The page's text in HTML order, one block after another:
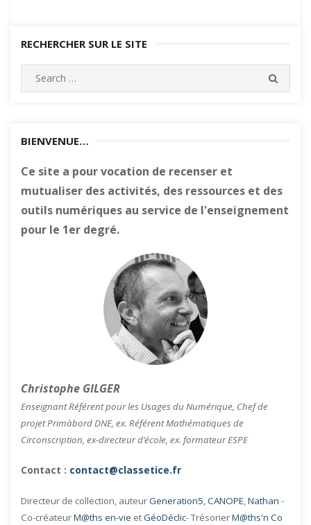
RECHERCHER SUR LE SITE
Search
for:
BIENVENUE…
Ce site a pour vocation de recenser et
mutualiser des activités, des ressources et des
outils numériques au service de l'enseignement
pour le 1er degré.
Christophe GILGER
Enseignant Référent pour les Usages du Numérique, Chef de
projet Primàbord DNE, ex. Référent Mathématiques de
Circonscription, ex-directeur d’école, ex. formateur ESPE
Contact : contact@classetice.fr
Directeur de collection, auteurGeneration5,CANOPE,Nathan -
Co-créateurM@ths en-vie etGéoDéclic- TrésorierM@ths'n Co